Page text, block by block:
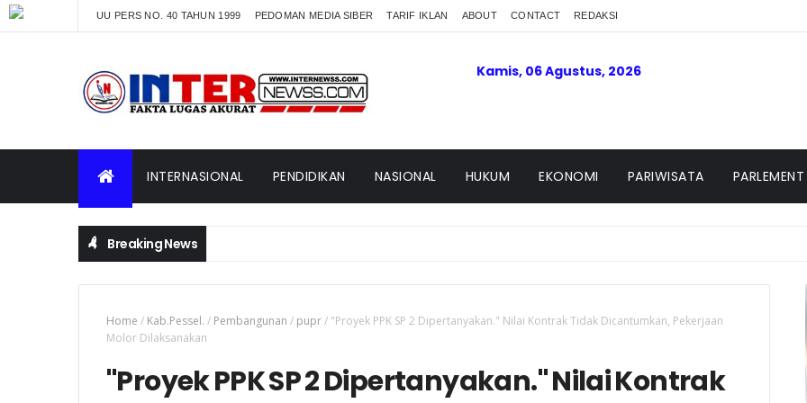
UU PERS NO. 40 TAHUN 1999 PEDOMAN MEDIA SIBER TARIF IKLAN ABOUT CONTACT REDAKSI
Kamis, 06 Agustus, 2026
INTERNASIONAL PENDIDIKAN NASIONAL HUKUM EKONOMI PARIWISATA PARLEMENT
Breaking News
Home / Kab.Pessel. / Pembangunan / pupr/ "Proyek PPK SP 2 Dipertanyakan." Nilai Kontrak Tidak Dicantumkan, Pekerjaan
Molor Dilaksanakan
"Proyek PPK SP 2 Dipertanyakan." Nilai Kontrak